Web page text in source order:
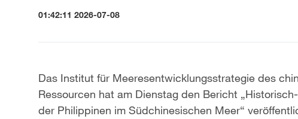
01:42:11 2026-07-08
Das Institut für Meeresentwicklungsstrategie des
Ressourcen hat am Dienstag den Bericht
der Philippinen im Südchinesischen Meer“